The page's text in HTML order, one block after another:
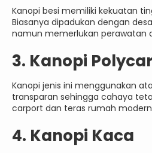
Kanopi besi memiliki kekuatan
Biasanya dipadukan dengan
namun memerlukan perawatan
3. Kanopi
Kanopi jenis ini menggunakan
transparan sehingga cahaya
carport dan teras rumah
4. Kanopi Kaca